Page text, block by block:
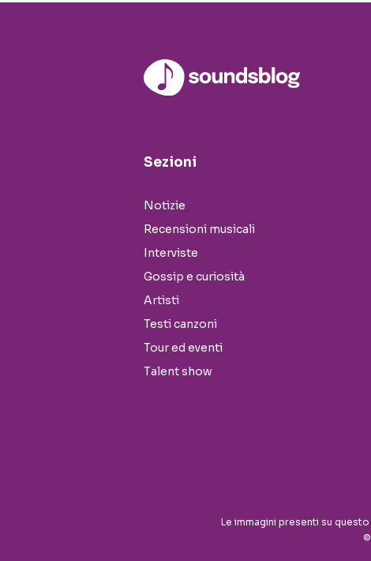
Sezioni
Notizie
Recensioni musicali
Interviste
Gossip e curiosità
Artisti
Testi canzoni
Tour ed eventi
Talent show
Le immagini presenti su
©